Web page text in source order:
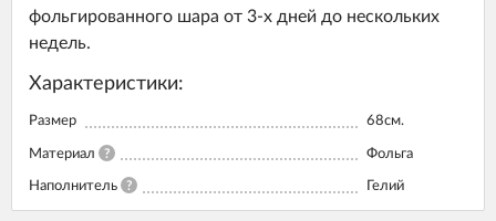
фольгированного шара от 3-х дней до нескольких
недель.
Характеристики:
Размер 68см.
Материал ? Фольга
Наполнитель ? Гелий